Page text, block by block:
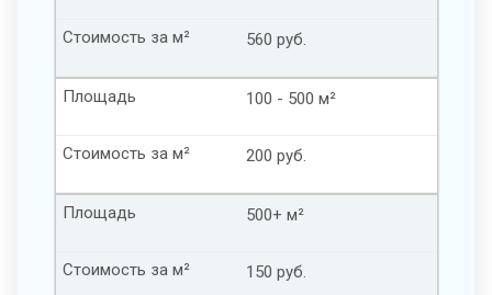
560 руб.
Стоимость за м²
100 - 500 м²
Площадь
200 руб.
Стоимость за м²
500+ м²
Площадь
150 руб.
Стоимость за м²